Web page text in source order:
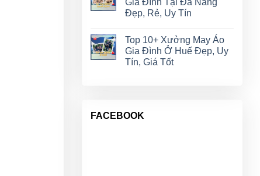
Gia Đình Tại Đà Nẵng
Đẹp, Rẻ, Uy Tín
Top 10+ Xưởng May Áo
Gia Đình Ở Huế Đẹp, Uy
Tín, Giá Tốt
FACEBOOK